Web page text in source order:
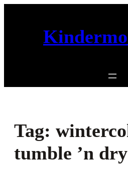
Tag:
tumble ’n dry